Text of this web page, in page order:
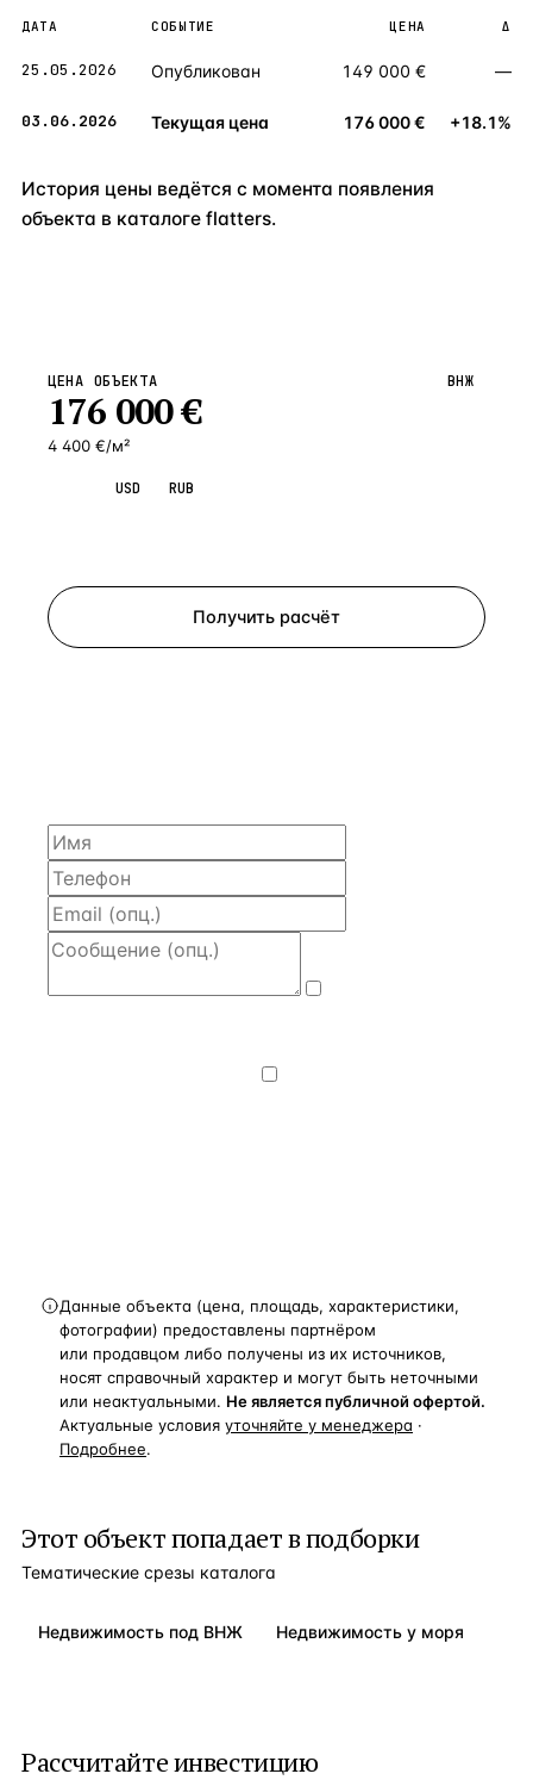
ДАТА СОБЫТИЕ ЦЕНА Δ
25.05.2026 Опубликован 149 000 € —
03.06.2026 Текущая цена 176 000 € +18.1%
История цены ведётся с момента появления
объекта в каталоге flatters.
ЦЕНА ОБЪЕКТА
176 000€
4 400 €/м²
ВНЖ
USD RUB
Получить расчёт
Данные объекта (цена, площадь, характеристики,
фотографии) предоставлены партнёром
или продавцом либо получены из их источников,
носят справочный характер и могут быть неточными
или неактуальными. Не является публичной офертой.
Актуальные условия уточняйте у менеджера ·
Подробнее.
Этот объект попадает в подборки
Тематические срезы каталога
Недвижимость под ВНЖ Недвижимость у моря
Рассчитайте инвестицию